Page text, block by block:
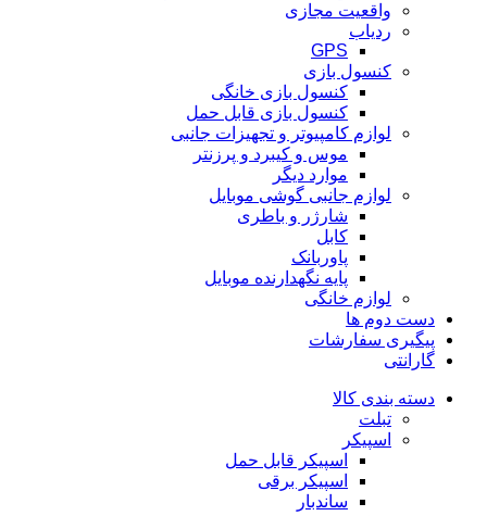
واقعیت مجازی
ردیاب
GPS
کنسول بازی
کنسول بازی خانگی
کنسول بازی قابل حمل
لوازم کامپیوتر و تجهیزات جانبی
موس و کیبرد و پرزنتر
موارد دیگر
لوازم جانبی گوشی موبایل
شارژر و باطری
کابل
پاوربانک
پایه نگهدارنده موبایل
لوازم خانگی
دست دوم ها
پیگیری سفارشات
گارانتی
دسته بندی کالا
تبلت
اسپیکر
اسپیکر قابل حمل
اسپیکر برقی
ساندبار